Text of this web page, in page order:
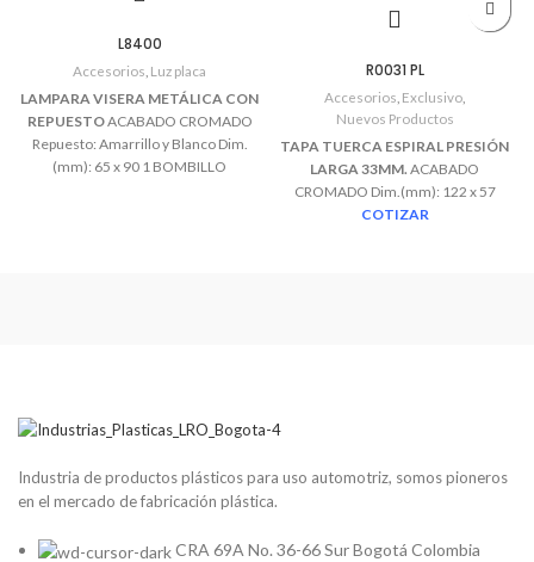
L8400
Accesorios Luz placa
LAMPARA VISERA METÁLICA CON
REPUESTOACABADO CROMADO
Repuesto: Amarrillo y Blanco Dim.
(mm): 65 x 90 1 BOMBILLO
R0031 PL
Accesorios Exclusivo
Nuevos Productos
TAPA TUERCA ESPIRAL PRESIÓN
LARGA 33MM. ACABADO
CROMADO Dim.(mm): 122 x 57
COTIZAR
Industria de productos plásticos para uso automotriz, somos pioneros
en el mercado de fabricación plástica.
CRA 69A No. 36-66 Sur Bogotá Colombia